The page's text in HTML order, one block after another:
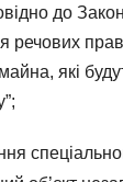
до
речових
які